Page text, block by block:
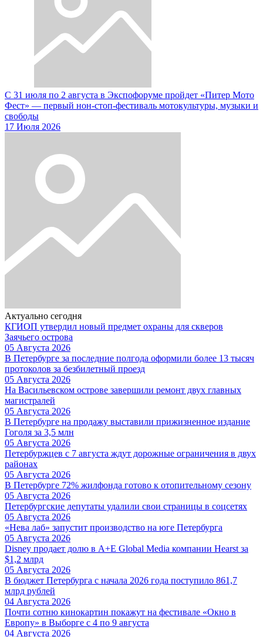
С 31 июля по 2 августа в Экспофоруме пройдет «Питер Мото
Фест» — первый нон-стоп-фестиваль мотокультуры, музыки и
свободы
17 Июля 2026
Актуально сегодня
КГИОП утвердил новый предмет охраны для скверов
Заячьего острова
05 Августа 2026
В Петербурге за последние полгода оформили более 13 тысяч
протоколов за безбилетный проезд
05 Августа 2026
На Васильевском острове завершили ремонт двух главных
магистралей
05 Августа 2026
В Петербурге на продажу выставили прижизненное издание
Гоголя за 3,5 млн
05 Августа 2026
Петербуржцев с 7 августа ждут дорожные ограничения в двух
районах
05 Августа 2026
В Петербурге 72% жилфонда готово к отопительному сезону
05 Августа 2026
Петербургские депутаты удалили свои страницы в соцсетях
05 Августа 2026
«Нева лаб» запустит производство на юге Петербурга
05 Августа 2026
Disney продает долю в A+E Global Media компании Hearst за
$1,2 млрд
05 Августа 2026
В бюджет Петербурга с начала 2026 года поступило 861,7
млрд рублей
04 Августа 2026
Почти сотню кинокартин покажут на фестивале «Окно в
Европу» в Выборге с 4 по 9 августа
04 Августа 2026